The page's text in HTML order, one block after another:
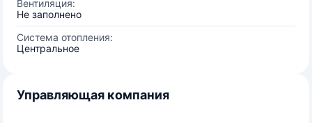
Вентиляция:
Не заполнено
Система отопления:
Центральное
Управляющая компания